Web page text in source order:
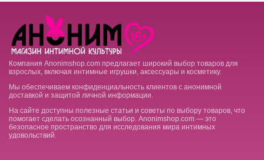
Компания Anonimshop.com предлагает широкий выбор товаров для
взрослых, включая интимные игрушки, аксессуары и косметику.
Мы обеспечиваем конфиденциальность клиентов с анонимной
доставкой и защитой личной информации.
На сайте доступны полезные статьи и советы по выбору товаров, что
помогает сделать осознанный выбор. Anonimshop.com — это
безопасное пространство для исследования мира интимных
удовольствий.